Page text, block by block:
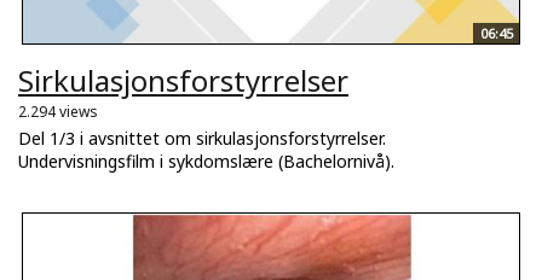
06:45
Sirkulasjonsforstyrrelser
2.294 views
Del 1/3 i avsnittet om sirkulasjonsforstyrrelser.
Undervisningsfilm i sykdomslære (Bachelornivå).